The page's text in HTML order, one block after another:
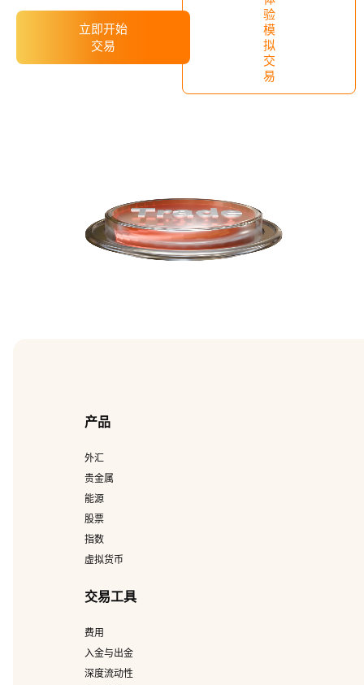
立即开始
交易
验
模
拟
交
易
产品
外汇
贵金属
能源
股票
指数
虚拟货币
交易工具
费用
入金与出金
深度流动性